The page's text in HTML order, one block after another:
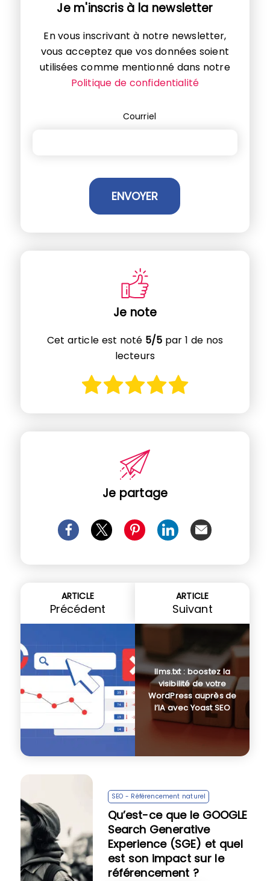
Je m'inscris à la newsletter
En vous inscrivant à notre newsletter,
vous acceptez que vos données soient
utilisées comme mentionné dans notre
Politique de confidentialité
Courriel
Je note
Cet article est noté 5/5 par 1 de nos
lecteurs
Je partage
ARTICLE
Précédent
ARTICLE
Suivant
llms.txt : boostez la
visibilité de votre
WordPress auprès de
l’IA avec Yoast SEO
SEO - Référencement naturel
Qu’est-ce que le GOOGLE
Search Generative
Experience (SGE) et quel
est son impact sur le
référencement ?